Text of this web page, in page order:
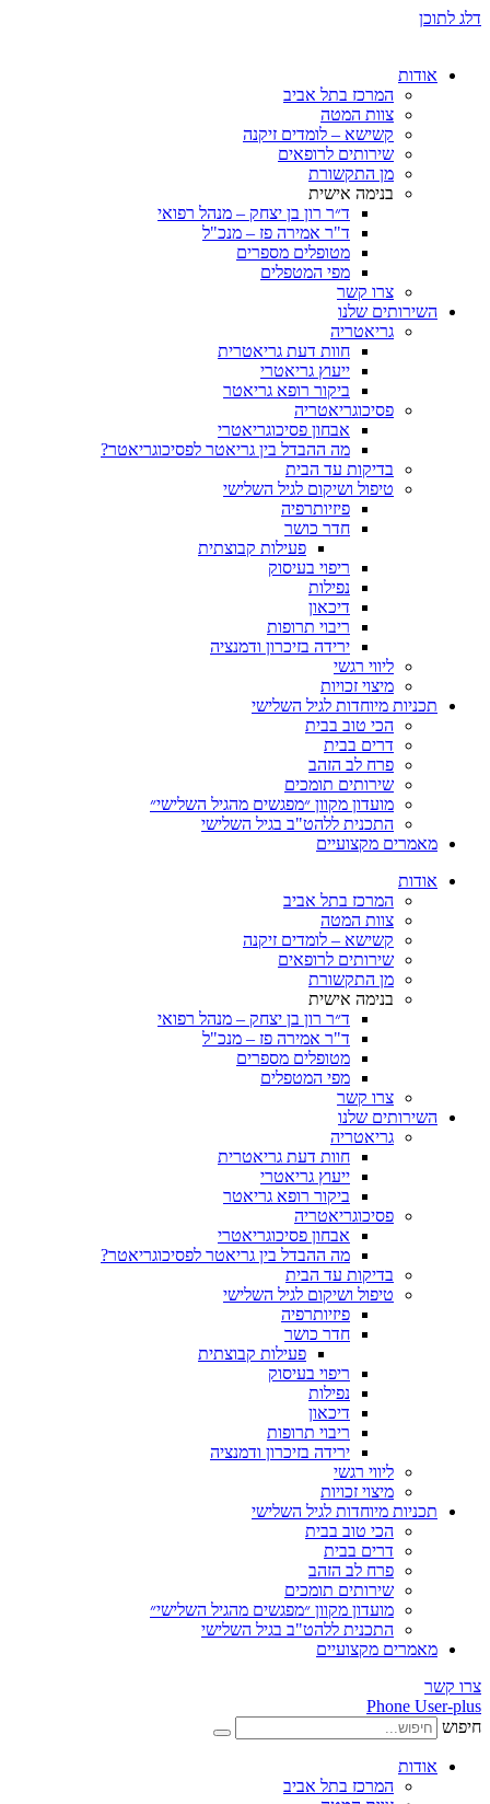
המרכז בתל אביב
צוות המטה
קשישא – לומדים זיקנה
שירותים לרופאים
מן התקשורת
בנימה אישית
ד״ר רון בן יצחק – מנהל רפואי
ד"ר אמירה פז – מנכ"ל
מטופלים מספרים
מפי המטפלים
שלנו
גריאטריה
חוות דעת גריאטרית
ייעוץ גריאטרי
ביקור רופא גריאטר
פסיכוגריאטריה
אבחון פסיכוגריאטרי
מה ההבדל בין גריאטר לפסיכוגריאטר?
בדיקות עד הבית
טיפול ושיקום לגיל השלישי
פיזיותרפיה
חדר כושר
פעילות קבוצתית
ריפוי בעיסוק
ריבוי תרופות
ירידה בזיכרון ודמנציה
מיצוי זכויות
מיוחדות לגיל השלישי
הכי טוב בבית
דרים בבית
פרח לב הזהב
שירותים תומכים
מועדון מקוון ״מפגשים מהגיל השלישי״
התכנית ללהט"ב בגיל השלישי
מקצועיים
המרכז בתל אביב
צוות המטה
קשישא – לומדים זיקנה
שירותים לרופאים
מן התקשורת
בנימה אישית
ד״ר רון בן יצחק – מנהל רפואי
ד"ר אמירה פז – מנכ"ל
מטופלים מספרים
מפי המטפלים
שלנו
גריאטריה
חוות דעת גריאטרית
ייעוץ גריאטרי
ביקור רופא גריאטר
פסיכוגריאטריה
אבחון פסיכוגריאטרי
מה ההבדל בין גריאטר לפסיכוגריאטר?
בדיקות עד הבית
טיפול ושיקום לגיל השלישי
פיזיותרפיה
חדר כושר
פעילות קבוצתית
ריפוי בעיסוק
ריבוי תרופות
ירידה בזיכרון ודמנציה
מיצוי זכויות
מיוחדות לגיל השלישי
הכי טוב בבית
דרים בבית
פרח לב הזהב
שירותים תומכים
מועדון מקוון ״מפגשים מהגיל השלישי״
התכנית ללהט"ב בגיל השלישי
מקצועיים
Phone
המרכז בתל אביב